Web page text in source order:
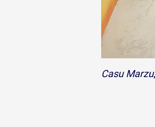
De A à Z
Année
Casu Marzu